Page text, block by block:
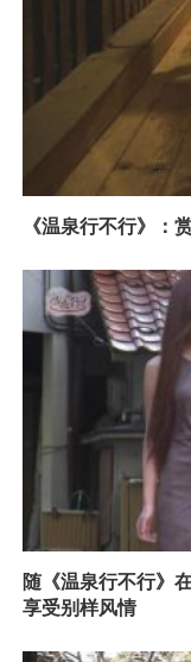
《温泉行不行》：
随《温泉行不行》
享受别样风情